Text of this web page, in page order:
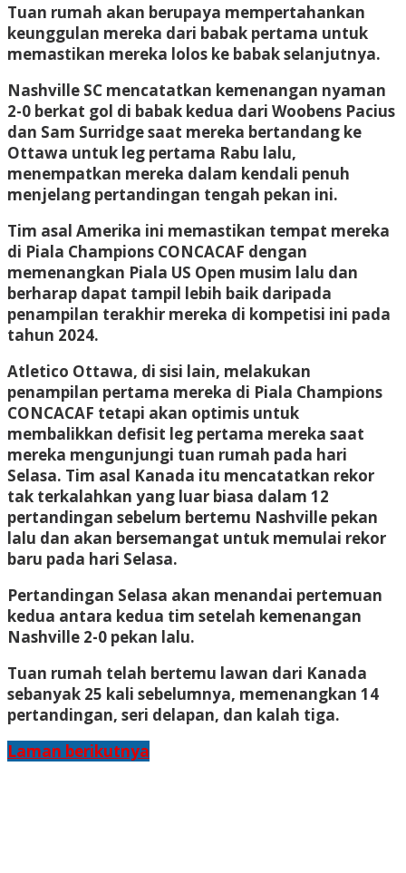
Tuan rumah akan berupaya mempertahankan
keunggulan mereka dari babak pertama untuk
memastikan mereka lolos ke babak selanjutnya.
Nashville SC mencatatkan kemenangan nyaman
2-0 berkat gol di babak kedua dari Woobens Pacius
dan Sam Surridge saat mereka bertandang ke
Ottawa untuk leg pertama Rabu lalu,
menempatkan mereka dalam kendali penuh
menjelang pertandingan tengah pekan ini.
Tim asal Amerika ini memastikan tempat mereka
di Piala Champions CONCACAF dengan
memenangkan Piala US Open musim lalu dan
berharap dapat tampil lebih baik daripada
penampilan terakhir mereka di kompetisi ini pada
tahun 2024.
Atletico Ottawa, di sisi lain, melakukan
penampilan pertama mereka di Piala Champions
CONCACAF tetapi akan optimis untuk
membalikkan defisit leg pertama mereka saat
mereka mengunjungi tuan rumah pada hari
Selasa. Tim asal Kanada itu mencatatkan rekor
tak terkalahkan yang luar biasa dalam 12
pertandingan sebelum bertemu Nashville pekan
lalu dan akan bersemangat untuk memulai rekor
baru pada hari Selasa.
Pertandingan Selasa akan menandai pertemuan
kedua antara kedua tim setelah kemenangan
Nashville 2-0 pekan lalu.
Tuan rumah telah bertemu lawan dari Kanada
sebanyak 25 kali sebelumnya, memenangkan 14
pertandingan, seri delapan, dan kalah tiga.
Laman berikutnya